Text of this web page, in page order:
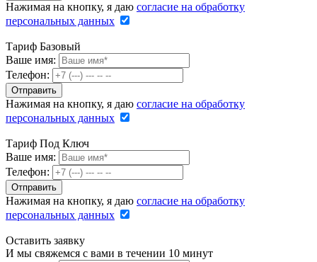
Нажимая на кнопку, я даю согласие на обработку
персональных данных
Тариф Базовый
Ваше имя:
Телефон:
Нажимая на кнопку, я даю согласие на обработку
персональных данных
Тариф Под Ключ
Ваше имя:
Телефон:
Нажимая на кнопку, я даю согласие на обработку
персональных данных
Оставить заявку
И мы свяжемся с вами в течении 10 минут